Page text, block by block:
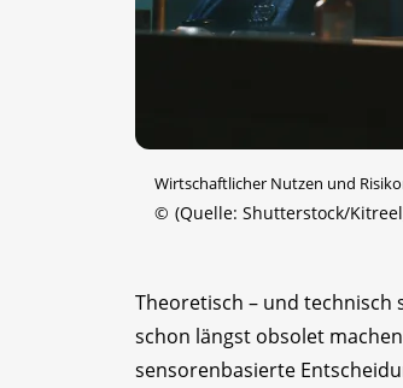
Wirtschaftlicher Nutzen und
© (Quelle: Shutterstock/
Theoretisch – und
schon längst obsolet
sensorenbasierte